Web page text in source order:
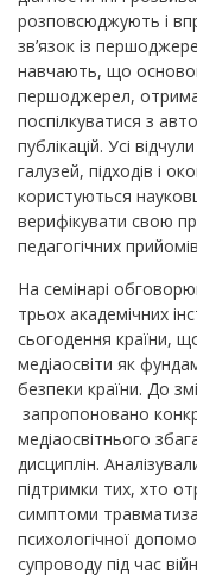
розповсюджують і
зв’язок із
навчають, що
першоджерел,
поспілкуватися з
публікацій. Усі
галузей, підходів і
користуються
верифікувати свою
педагогічних
На семінарі
трьох академічних
сьогодення країни,
медіаосвіти як
безпеки країни. До
запропоновано
медіаосвітнього
дисциплін.
підтримки тих, хто
симптоми
психологічної
супроводу під час